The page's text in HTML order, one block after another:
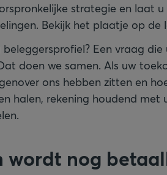
strategie en laat
Bekijk het plaatje op de
Een vraag
doen we samen. Als uw
ons hebben zitten en
halen, rekening houdend met
wordt nog